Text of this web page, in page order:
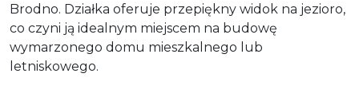
Brodno. Działka oferuje przepiękny widok na jezioro,
co czyni ją idealnym miejscem na budowę
wymarzonego domu mieszkalnego lub
letniskowego.